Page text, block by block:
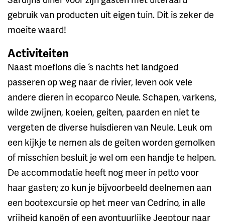
gebruik van producten uit eigen tuin. Dit is zeker de
moeite waard!
Activiteiten
Naast moeflons die ‘s nachts het landgoed
passeren op weg naar de rivier, leven ook vele
andere dieren in ecoparco Neule. Schapen, varkens,
wilde zwijnen, koeien, geiten, paarden en niet te
vergeten de diverse huisdieren van Neule. Leuk om
een kijkje te nemen als de geiten worden gemolken
of misschien besluit je wel om een handje te helpen.
De accommodatie heeft nog meer in petto voor
haar gasten; zo kun je bijvoorbeeld deelnemen aan
een bootexcursie op het meer van Cedrino, in alle
vrijheid kanoën of een avontuurlijke Jeeptour naar